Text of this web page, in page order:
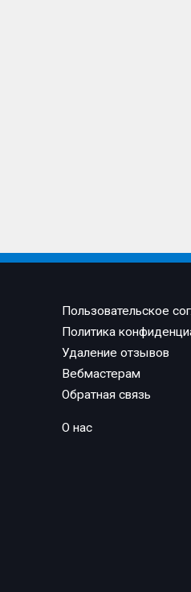
Пользовательское
Политика
Удаление отзывов
Вебмастерам
Обратная связь
О нас